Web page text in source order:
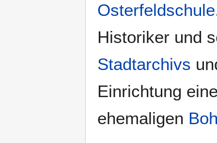
Osterfeldschule
Historiker und
Stadtarchivs
Einrichtung
ehemaligen